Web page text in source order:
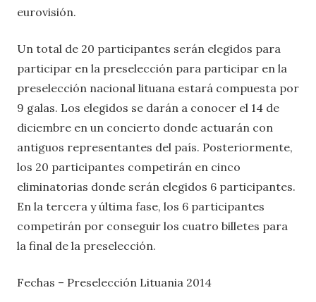
eurovisión.
Un total de 20 participantes serán elegidos para
participar en la preselección para participar en la
preselección nacional lituana estará compuesta por
9 galas. Los elegidos se darán a conocer el 14 de
diciembre en un concierto donde actuarán con
antiguos representantes del país. Posteriormente,
los 20 participantes competirán en cinco
eliminatorias donde serán elegidos 6 participantes.
En la tercera y última fase, los 6 participantes
competirán por conseguir los cuatro billetes para
la final de la preselección.
Fechas – Preselección Lituania 2014